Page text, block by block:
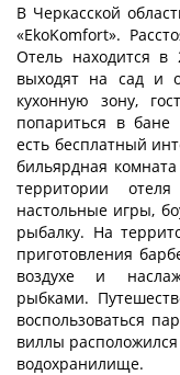
В Черкасской
«EkoKomfort».
Отель находится в
выходят на сад и
кухонную зону,
попариться в бане
есть бесплатный
бильярдная
территории
настольные игры,
рыбалку. На
приготовления
воздухе и
рыбками.
воспользоваться
виллы
водохранилище.